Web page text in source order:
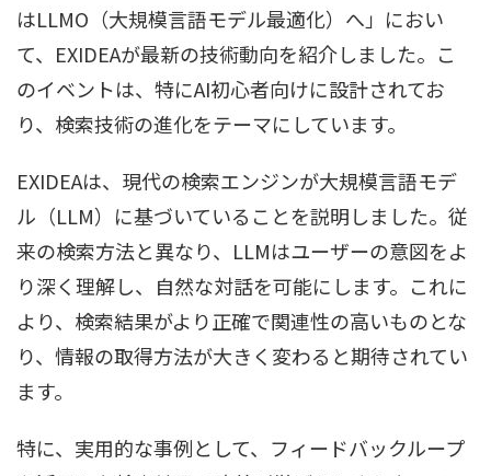
はLLMO（大規模言語モデル最適化）へ」におい
て、EXIDEAが最新の技術動向を紹介しました。こ
のイベントは、特にAI初心者向けに設計されてお
り、検索技術の進化をテーマにしています。
EXIDEAは、現代の検索エンジンが大規模言語モデ
ル（LLM）に基づいていることを説明しました。従
来の検索方法と異なり、LLMはユーザーの意図をよ
り深く理解し、自然な対話を可能にします。これに
より、検索結果がより正確で関連性の高いものとな
り、情報の取得方法が大きく変わると期待されてい
ます。
特に、実用的な事例として、フィードバックループ